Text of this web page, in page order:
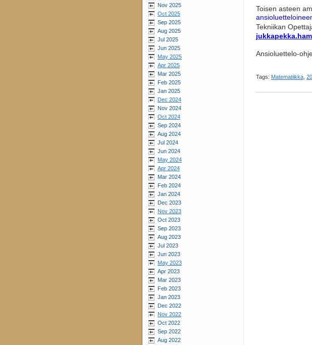
Nov 2025
Oct 2025
Sep 2025
Aug 2025
Jul 2025
Jun 2025
May 2025
Apr 2025
Mar 2025
Feb 2025
Jan 2025
Dec 2024
Nov 2024
Oct 2024
Sep 2024
Aug 2024
Jul 2024
Jun 2024
May 2024
Apr 2024
Mar 2024
Feb 2024
Jan 2024
Dec 2023
Nov 2023
Oct 2023
Sep 2023
Aug 2023
Jul 2023
Jun 2023
May 2023
Apr 2023
Mar 2023
Feb 2023
Jan 2023
Dec 2022
Nov 2022
Oct 2022
Sep 2022
Aug 2022
Toisen asteen
Tekniikan
Ansioluettelo-
Tags: Matematiikka